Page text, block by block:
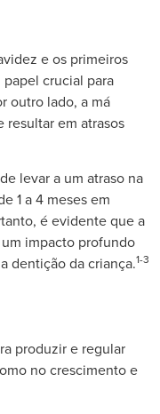
e os primeiros
crucial para
outro lado, a má
resultar em atrasos
levar a um atraso na
1 a 4 meses em
é evidente que a
impacto profundo
dentição da criança.1-3
produzir e regular
no crescimento e